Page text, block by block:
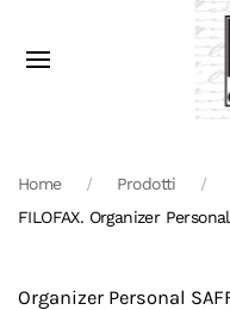
Home Prodotti
FILOFAX. Organizer
Organizer Personal